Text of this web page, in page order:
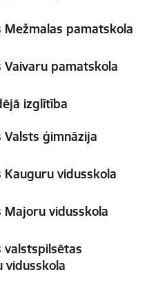
Mežmalas pamatskola
Vaivaru pamatskola
izglītība
Valsts ģimnāzija
Kauguru vidusskola
Majoru vidusskola
valstspilsētas
vidusskola